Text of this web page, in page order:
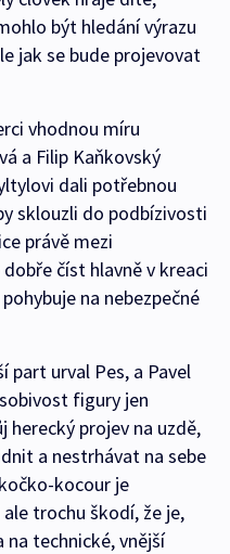
být hledání výrazu
jak se bude projevovat
vhodnou míru
a Filip Kaňkovský
dali potřebnou
sklouzli do podbízivosti
právě mezi
číst hlavně v kreaci
na nebezpečné
part urval Pes, a Pavel
figury jen
herecký projev na uzdě,
a nestrhávat na sebe
kocour je
trochu škodí, že je,
technické, vnější